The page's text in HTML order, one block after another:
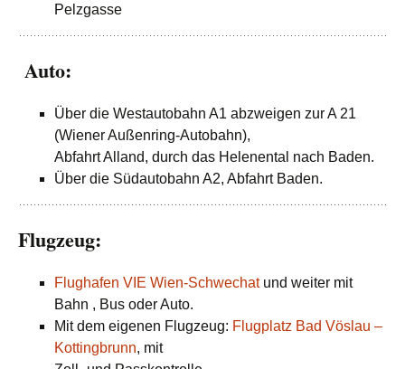
Pelzgasse
Auto:
Über die Westautobahn A1 abzweigen zur A 21
(Wiener Außenring-Autobahn),
Abfahrt Alland, durch das Helenental nach Baden.
Über die Südautobahn A2, Abfahrt Baden.
Flugzeug:
Flughafen VIE Wien-Schwechatund weiter mit
Bahn , Bus oder Auto.
Mit dem eigenen Flugzeug: Flugplatz Bad Vöslau –
Kottingbrunn, mit